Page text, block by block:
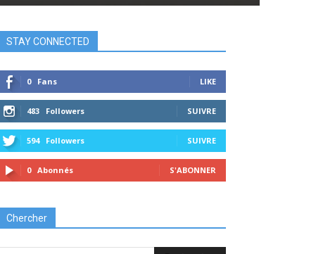
STAY CONNECTED
0 Fans LIKE
483 Followers SUIVRE
594 Followers SUIVRE
0 Abonnés S'ABONNER
Chercher